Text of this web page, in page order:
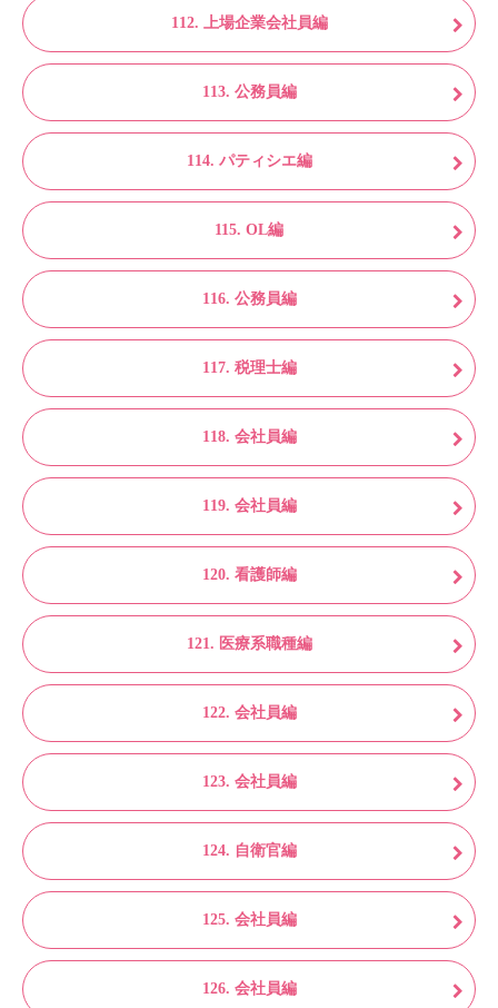
112. 上場企業会社員編
113. 公務員編
114. パティシエ編
115. OL編
116. 公務員編
117. 税理士編
118. 会社員編
119. 会社員編
120. 看護師編
121. 医療系職種編
122. 会社員編
123. 会社員編
124. 自衛官編
125. 会社員編
126. 会社員編